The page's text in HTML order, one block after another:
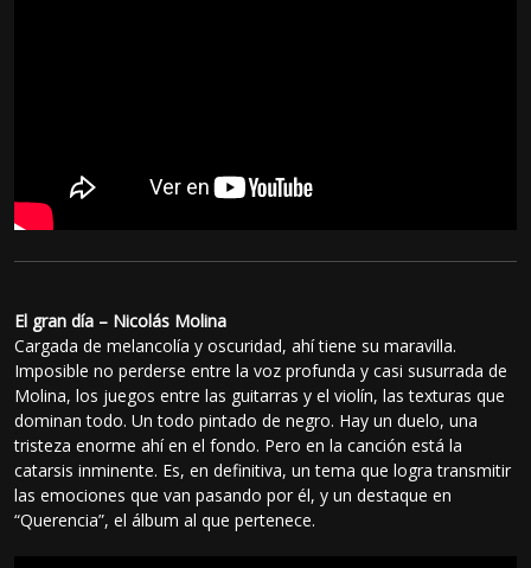
El gran día – Nicolás Molina
Cargada de melancolía y oscuridad, ahí tiene su maravilla.
Imposible no perderse entre la voz profunda y casi susurrada de
Molina, los juegos entre las guitarras y el violín, las texturas que
dominan todo. Un todo pintado de negro. Hay un duelo, una
tristeza enorme ahí en el fondo. Pero en la canción está la
catarsis inminente. Es, en definitiva, un tema que logra transmitir
las emociones que van pasando por él, y un destaque en
“Querencia”, el álbum al que pertenece.